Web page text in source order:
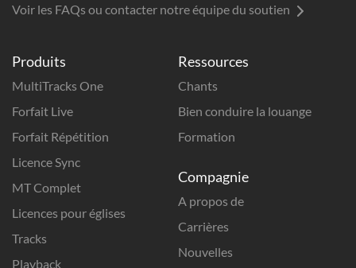
Produits
MultiTracks One
Forfait Live
Forfait Répétition
Licence Sync
MT Complet
Licences pour églises
Tracks
Playback
Ressources
Chants
Bien conduire la louange
Formation
Compagnie
A propos de
Carrières
Nouvelles
Voir les FAQs ou contacter notre équipe du soutien